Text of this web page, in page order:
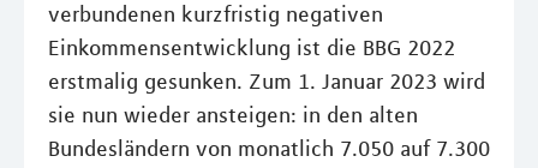
verbundenen kurzfristig negativen
Einkommensentwicklung ist die BBG 2022
erstmalig gesunken. Zum 1. Januar 2023 wird
sie nun wieder ansteigen: in den alten
Bundesländern von monatlich 7.050 auf 7.300